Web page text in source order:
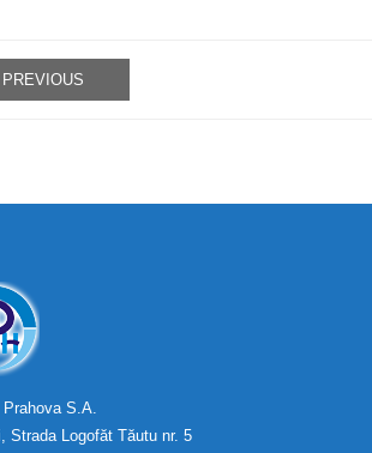
PREVIOUS
Prahova S.A.
Strada Logofăt Tăutu nr. 5